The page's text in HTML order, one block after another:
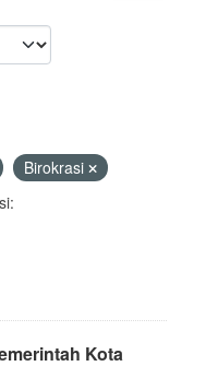
Birokrasi
Kota